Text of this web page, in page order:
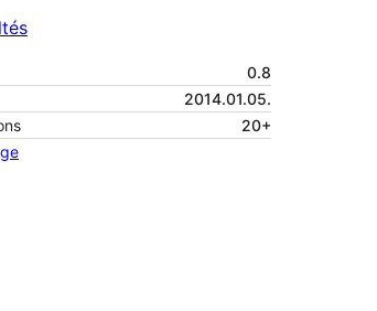
0.8
2014.01.05.
20+